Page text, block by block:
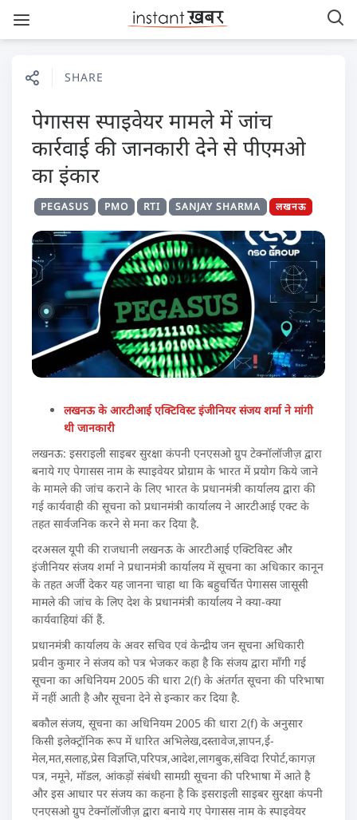
SHARE
पेगासस स्पाइवेयर मामले में जांच
कार्रवाई की जानकारी देने से पीएमओ
का इंकार
PEGASUS PMO RTI SANJAY SHARMA लखनऊ
लखनऊ के आरटीआई एक्टिविस्ट इंजीनियर संजय शर्मा ने मांगी
थी जानकारी
लखनऊ: इसराइली साइबर सुरक्षा कंपनी एनएसओ ग्रुप टेक्नॉलॉजीज़ द्वारा
बनाये गए पेगासस नाम के स्पाइवेयर प्रोग्राम के भारत में प्रयोग किये जाने
के मामले की जांच कराने के लिए भारत के प्रधानमंत्री कार्यालय द्वारा की
गई कार्यवाही की सूचना को प्रधानमंत्री कार्यालय ने आरटीआई एक्ट के
तहत सार्वजनिक करने से मना कर दिया है.
दरअसल यूपी की राजधानी लखनऊ के आरटीआई एक्टिविस्ट और
इंजीनियर संजय शर्मा ने प्रधानमंत्री कार्यालय में सूचना का अधिकार कानून
के तहत अर्जी देकर यह जानना चाहा था कि बहुचर्चित पेगासस जासूसी
मामले की जांच के लिए देश के प्रधानमंत्री कार्यालय ने क्या-क्या
कार्यवाहियां कीं हैं.
प्रधानमंत्री कार्यालय के अवर सचिव एवं केन्द्रीय जन सूचना अधिकारी
प्रवीन कुमार ने संजय को पत्र भेजकर कहा है कि संजय द्वारा माँगी गई
सूचना का अधिनियम 2005 की धारा 2(f) के अंतर्गत सूचना की परिभाषा
में नहीं आती है और सूचना देने से इन्कार कर दिया है.
बकौल संजय, सूचना का अधिनियम 2005 की धारा 2(f) के अनुसार
किसी इलेक्ट्रॉनिक रूप में धारित अभिलेख,दस्तावेज,ज्ञापन,ई-
मेल,मत,सलाह,प्रेस विज्ञप्ति,परिपत्र,आदेश,लागबुक,संविदा रिपोर्ट,कागज़
पत्र, नमूने, मॉडल, आंकड़ों संबंधी सामग्री सूचना की परिभाषा में आते है
और इस आधार पर संजय का कहना है कि इसराइली साइबर सुरक्षा कंपनी
एनएसओ ग्रुप टेक्नॉलॉजीज़ द्वारा बनाये गए पेगासस नाम के स्पाइवेयर